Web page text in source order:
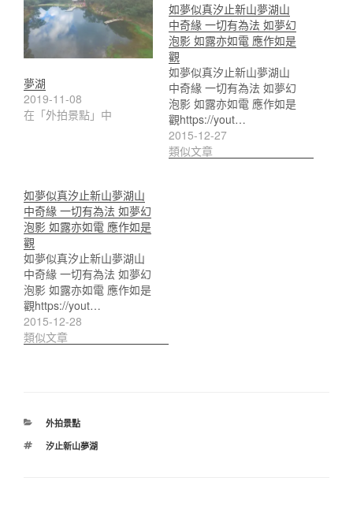
夢湖
2019-11-08
在「外拍景點」中
如夢似真汐止新山夢湖山
中奇緣 一切有為法 如夢幻
泡影 如露亦如電 應作如是
觀
如夢似真汐止新山夢湖山
中奇緣 一切有為法 如夢幻
泡影 如露亦如電 應作如是
觀https://yout…
2015-12-27
類似文章
如夢似真汐止新山夢湖山
中奇緣 一切有為法 如夢幻
泡影 如露亦如電 應作如是
觀
如夢似真汐止新山夢湖山
中奇緣 一切有為法 如夢幻
泡影 如露亦如電 應作如是
觀https://yout…
2015-12-28
類似文章
分
外拍景點
標
汐止新山夢湖